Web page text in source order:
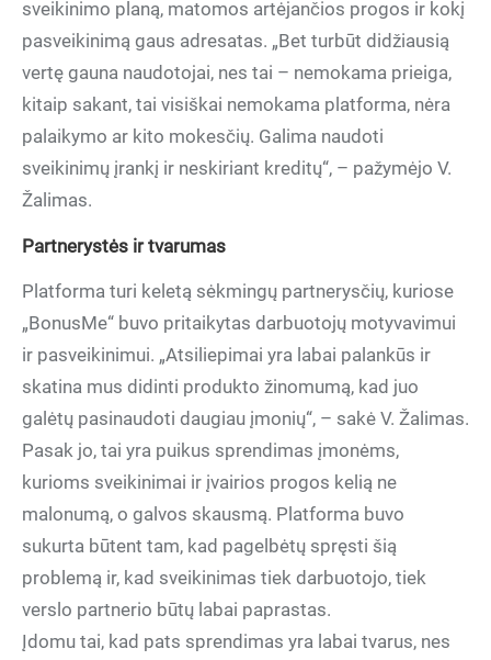
sveikinimo planą, matomos artėjančios progos ir kokį
pasveikinimą gaus adresatas. „Bet turbūt didžiausią
vertę gauna naudotojai, nes tai – nemokama prieiga,
kitaip sakant, tai visiškai nemokama platforma, nėra
palaikymo ar kito mokesčių. Galima naudoti
sveikinimų įrankį ir neskiriant kreditų“, – pažymėjo V.
Žalimas.
Partnerystės ir tvarumas
Platforma turi keletą sėkmingų partnerysčių, kuriose
„BonusMe“ buvo pritaikytas darbuotojų motyvavimui
ir pasveikinimui. „Atsiliepimai yra labai palankūs ir
skatina mus didinti produkto žinomumą, kad juo
galėtų pasinaudoti daugiau įmonių“, – sakė V. Žalimas.
Pasak jo, tai yra puikus sprendimas įmonėms,
kurioms sveikinimai ir įvairios progos kelią ne
malonumą, o galvos skausmą. Platforma buvo
sukurta būtent tam, kad pagelbėtų spręsti šią
problemą ir, kad sveikinimas tiek darbuotojo, tiek
verslo partnerio būtų labai paprastas.
Įdomu tai, kad pats sprendimas yra labai tvarus, nes